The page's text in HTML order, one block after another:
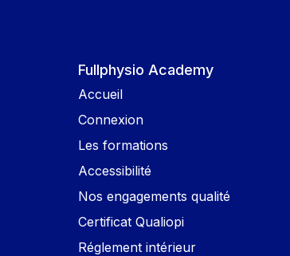
Fullphysio Academy
Accueil
Connexion
Les formations
Accessibilité
Nos engagements qualité
Certificat Qualiopi
Réglement intérieur